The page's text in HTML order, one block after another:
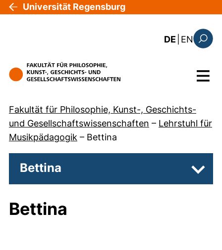
Direkt zum Inhalt
Universität Regensburg
DE EN: the
Menü
Fakultät für Philosophie, Kunst-, Geschichts-
und Gesellschaftswissenschaften – Lehrstuhl für
Musikpädagogik – Bettina
Bettina
Bettina